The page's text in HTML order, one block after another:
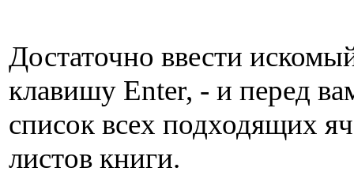
Достаточно ввести
клавишу Enter, - и перед
список всех подходящих
листов книги.